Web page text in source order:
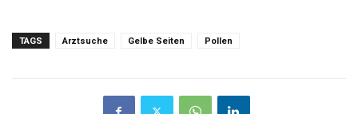
TAGS Arztsuche Gelbe Seiten Pollen